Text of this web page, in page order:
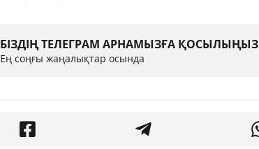
БІЗДІҢ ТЕЛЕГРАМ АРНАМЫЗҒА ҚОСЫЛЫҢЫЗ
Ең соңғы жаңалықтар осында